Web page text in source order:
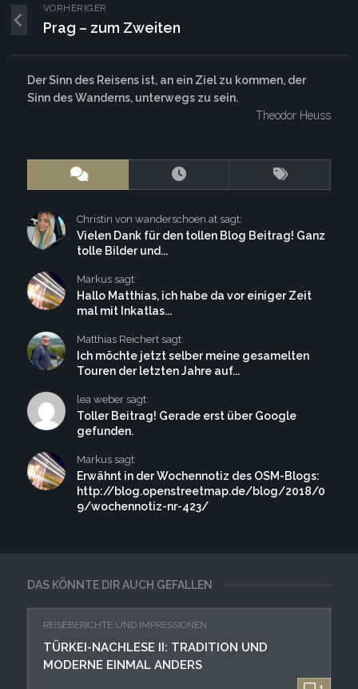
DAS KÖNNTE DIR AUCH GEFALLEN
REISEBERICHTE UND IMPRESSIONEN
TÜRKEI-NACHLESE II: TRADITION UND
MODERNE EINMAL ANDERS
VORHERIGER
Prag – zum Zweiten
Der Sinn des Reisens ist, an ein Ziel zu kommen, der
Sinn des Wanderns, unterwegs zu sein.
Theodor Heuss
Christin von wanderschoen.at sagt:
Vielen Dank für den tollen Blog Beitrag! Ganz
tolle Bilder und...
Markus sagt:
Hallo Matthias, ich habe da vor einiger Zeit
mal mit Inkatlas...
Matthias Reichert sagt:
Ich möchte jetzt selber meine gesamelten
Touren der letzten Jahre auf...
lea weber sagt:
Toller Beitrag! Gerade erst über Google
gefunden.
Markus sagt:
Erwähnt in der Wochennotiz des OSM-Blogs:
http://blog.openstreetmap.de/blog/2018/0
9/wochennotiz-nr-423/